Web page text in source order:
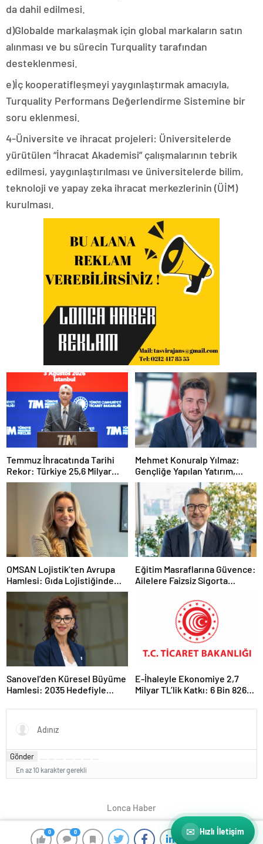
0 0
da dahil edilmesi.
d)Globalde markalaşmak için global markaların satın
alınması ve bu sürecin Turquality tarafından
desteklenmesi.
e)İç kooperatifleşmeyi yaygınlaştırmak amacıyla,
Turquality Performans Değerlendirme Sistemine bir
soru eklenmesi.
4-Üniversite ve ihracat projeleri: Üniversitelerde
yürütülen “İhracat Akademisi” çalışmalarının tebrik
edilmesi, yaygınlaştırılması ve üniversitelerde bilim,
teknoloji ve yapay zeka ihracat merkezlerinin (ÜİM)
kurulması.
Temmuz İhracatında Tarihi
Rekor: Türkiye 25,6 Milyar
Dolarla Zirveye Ulaştı
Mehmet Konuralp Yılmaz:
Gençliğe Yapılan Yatırım,
Türkiye’nin En Büyük Gücü
OMSAN Lojistik’ten Avrupa
Hamlesi: Gıda Lojistiğinde
Yeni İş Birliği
Eğitim Masraflarına Güvence:
Ailelere Faizsiz Sigorta
Sanovel’den Küresel Büyüme
Hamlesi: 2035 Hedefiyle
E-İhaleyle Ekonomiye 2,7
Milyar TL’lik Katkı: 6 Bin 826
Gönder
En az 10 karakter gerekli
Lonca Haber
✉ Hızlı İletişim